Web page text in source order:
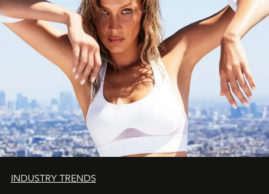
INDUSTRY TRENDS